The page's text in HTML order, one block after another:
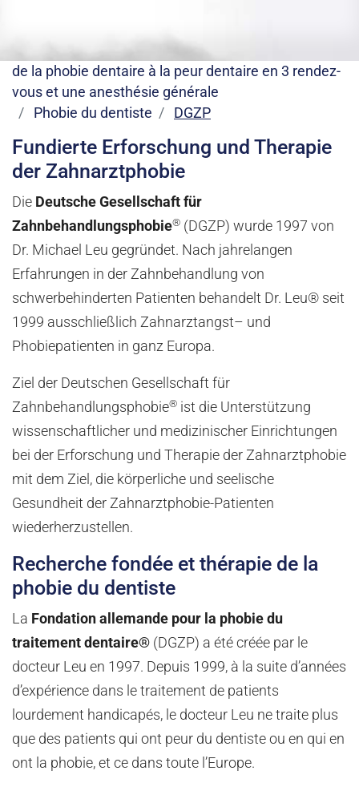
de la phobie dentaire à la peur dentaire en 3 rendez-
vous et une anesthésie générale
Phobie du dentiste
DGZP
Fundierte Erforschung und Therapie
der Zahnarztphobie
Die Deutsche Gesellschaft für
Zahnbehandlungsphobie® (DGZP) wurde 1997 von
Dr. Michael Leu gegründet. Nach jahrelangen
Erfahrungen in der Zahnbehandlung von
schwerbehinderten Patienten behandelt Dr. Leu® seit
1999 ausschließlich Zahnarztangst– und
Phobiepatienten in ganz Europa.
Ziel der Deutschen Gesellschaft für
Zahnbehandlungsphobie® ist die Unterstützung
wissenschaftlicher und medizinischer Einrichtungen
bei der Erforschung und Therapie der Zahnarztphobie
mit dem Ziel, die körperliche und seelische
Gesundheit der Zahnarztphobie-Patienten
wiederherzustellen.
Recherche fondée et thérapie de la
phobie du dentiste
La Fondation allemande pour la phobie du
traitement dentaire® (DGZP) a été créée par le
docteur Leu en 1997. Depuis 1999, à la suite d’années
d’expérience dans le traitement de patients
lourdement handicapés, le docteur Leu ne traite plus
que des patients qui ont peur du dentiste ou en qui en
ont la phobie, et ce dans toute l’Europe.